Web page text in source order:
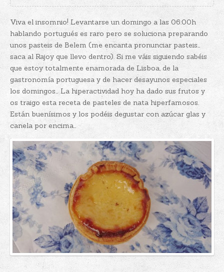
Viva el insomnio! Levantarse un domingo a las 06:00h
hablando portugués es raro pero se soluciona preparando
unos pasteis de Belem (me encanta pronunciar pasteis…
saca al Rajoy que llevo dentro). Si me váis siguiendo sabéis
que estoy totalmente enamorada de Lisboa, de la
gastronomía portuguesa y de hacer desayunos especiales
los domingos… La hiperactividad hoy ha dado sus frutos y
os traigo esta receta de pasteles de nata hiperfamosos.
Están buenísimos y los podéis degustar con azúcar glas y
canela por encima…